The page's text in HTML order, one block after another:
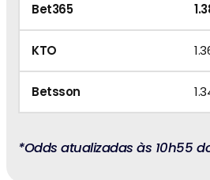
Bet365
KTO
Betsson
*Odds atualizadas às 10h55